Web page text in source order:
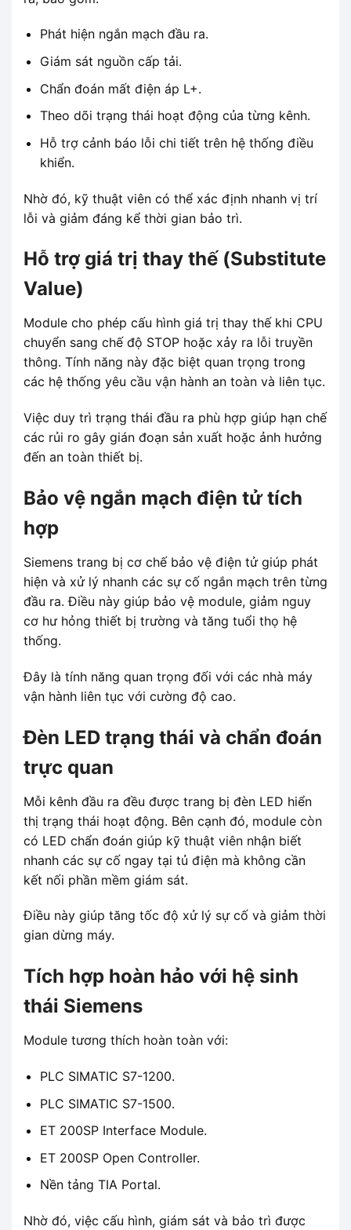
Phát hiện ngắn mạch đầu ra.
Giám sát nguồn cấp tải.
Chẩn đoán mất điện áp L+.
Theo dõi trạng thái hoạt động của từng kênh.
Hỗ trợ cảnh báo lỗi chi tiết trên hệ thống điều
khiển.
Nhờ đó, kỹ thuật viên có thể xác định nhanh vị trí
lỗi và giảm đáng kể thời gian bảo trì.
Hỗ trợ giá trị thay thế (Substitute
Value)
Module cho phép cấu hình giá trị thay thế khi CPU
chuyển sang chế độ STOP hoặc xảy ra lỗi truyền
thông. Tính năng này đặc biệt quan trọng trong
các hệ thống yêu cầu vận hành an toàn và liên tục.
Việc duy trì trạng thái đầu ra phù hợp giúp hạn chế
các rủi ro gây gián đoạn sản xuất hoặc ảnh hưởng
đến an toàn thiết bị.
Bảo vệ ngắn mạch điện tử tích
hợp
Siemens trang bị cơ chế bảo vệ điện tử giúp phát
hiện và xử lý nhanh các sự cố ngắn mạch trên từng
đầu ra. Điều này giúp bảo vệ module, giảm nguy
cơ hư hỏng thiết bị trường và tăng tuổi thọ hệ
thống.
Đây là tính năng quan trọng đối với các nhà máy
vận hành liên tục với cường độ cao.
Đèn LED trạng thái và chẩn đoán
trực quan
Mỗi kênh đầu ra đều được trang bị đèn LED hiển
thị trạng thái hoạt động. Bên cạnh đó, module còn
có LED chẩn đoán giúp kỹ thuật viên nhận biết
nhanh các sự cố ngay tại tủ điện mà không cần
kết nối phần mềm giám sát.
Điều này giúp tăng tốc độ xử lý sự cố và giảm thời
gian dừng máy.
Tích hợp hoàn hảo với hệ sinh
thái Siemens
Module tương thích hoàn toàn với:
PLC SIMATIC S7-1200.
PLC SIMATIC S7-1500.
ET 200SP Interface Module.
ET 200SP Open Controller.
Nền tảng TIA Portal.
Nhờ đó, việc cấu hình, giám sát và bảo trì được